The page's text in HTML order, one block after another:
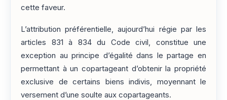
cette faveur.
L’attribution préférentielle, aujourd’hui régie par les
articles 831 à 834 du Code civil, constitue une
exception au principe d’égalité dans le partage en
permettant à un copartageant d’obtenir la propriété
exclusive de certains biens indivis, moyennant le
versement d’une soulte aux copartageants.